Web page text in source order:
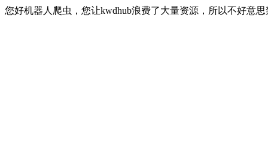
您好机器人爬虫，您让kwdhub浪费了大量资源，所以不好意